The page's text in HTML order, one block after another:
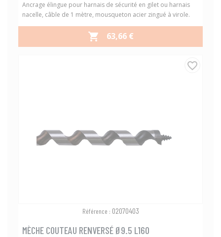
Ancrage élingue pour harnais de sécurité en gilet ou harnais
nacelle, câble de 1 mètre, mousqueton acier zingué à virole.
 PRIX
63,66 €
Référence : 02070403
MÈCHE COUTEAU RENVERSÉ Ø9.5 L160
favorite_border